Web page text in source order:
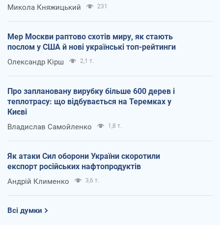
Микола Княжицький 231
Мер Москви раптово схотів миру, як стають
послом у США й нові українські топ-рейтинги
Олександр Кірш 2,1 т.
Про заплановану вирубку більше 600 дерев і
теплотрасу: що відбувається на Теремках у
Києві
Владислав Самойленко 1,8 т.
Як атаки Сил оборони України скоротили
експорт російських нафтопродуктів
Андрій Клименко 3,6 т.
Всі думки